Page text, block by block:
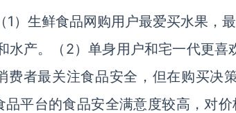
1）生鲜食品网购用户最爱买水果，
水产。（2）单身用户和宅一代更喜
费者最关注食品安全，但在购买决
品平台的食品安全满意度较高，对